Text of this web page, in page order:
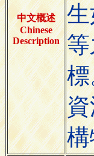
中文概述
Chinese
Description